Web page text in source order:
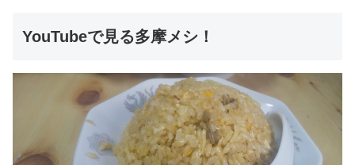
YouTubeで見る多摩メシ！